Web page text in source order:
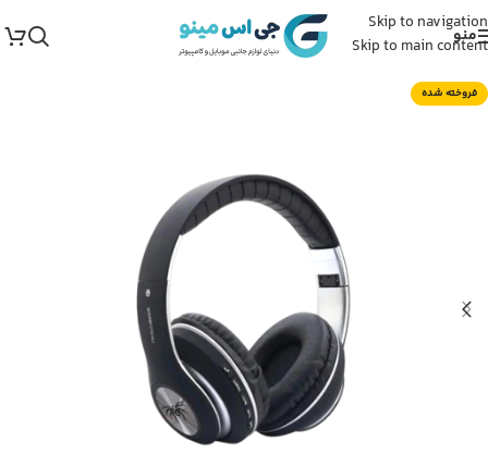
Skip to navigation
Skip to main content
منو
فروخته شده